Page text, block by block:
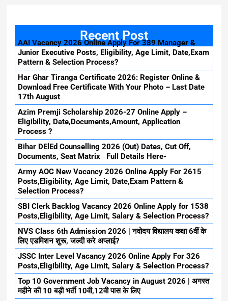
Recent Post
AAI Vacancy 2026 Online Apply For 389 Manager &
Junior Executive Posts, Eligibility, Age Limit, Date,Exam
Pattern & Selection Process?
Har Ghar Tiranga Certificate 2026: Register Online &
Download Free Certificate With Your Photo – Last Date
17th August
Azim Premji Scholarship 2026-27 Online Apply –
Eligibility, Date,Documents,Amount, Application
Process ?
Bihar DElEd Counselling 2026 (Out) Dates, Cut Off,
Documents, Seat Matrix Full Details Here-
Army AOC New Vacancy 2026 Online Apply For 2615
Posts,Eligibility, Age Limit, Date,Exam Pattern &
Selection Process?
SBI Clerk Backlog Vacancy 2026 Online Apply for 1538
Posts,Eligibility, Age Limit, Salary & Selection Process?
NVS Class 6th Admission 2026 | नवोदय विद्यालय कक्षा 6वीं के
लिए एडमिशन शुरू, जल्दी करे अप्लाई?
JSSC Inter Level Vacancy 2026 Online Apply For 326
Posts,Eligibility, Age Limit, Salary & Selection Process?
Top 10 Government Job Vacancy in August 2026 | अगस्त
महीने की 10 बड़ी भर्ती 10वी,12वी पास के लिए